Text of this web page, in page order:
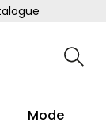
Mode